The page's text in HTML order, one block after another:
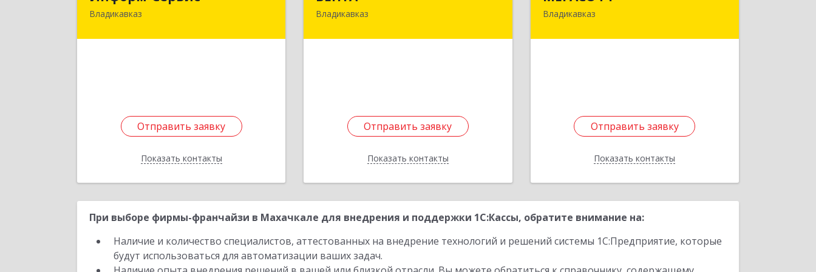
Владикавказ
Отправить заявку
Показать контакты
362020, Северная Осетия - Алания
Отправить заявку
Назад
Владикавказ
Отправить заявку
Показать контакты
362031, Северная Осетия - Алания
Отправить заявку
Назад
Владикавказ
Отправить заявку
Показать контакты
362019, Северная Осетия - Алания
Отправить заявку
Назад
При выборе фирмы-франчайзи в Махачкале для внедрения и поддержки 1С:Кассы, обратите внимание на:
Наличие и количество специалистов, аттестованных на внедрение технологий и решений системы 1С:Предприятие, которые
будут использоваться для автоматизации ваших задач.